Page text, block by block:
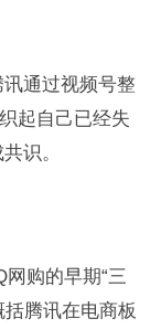
通过视频号整
起自己已经失
识。
购的早期“三
括腾讯在电商板